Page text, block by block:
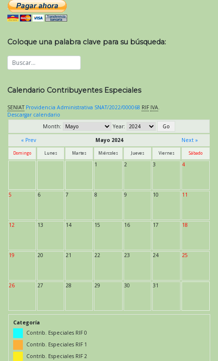
Coloque una palabra clave para su búsqueda:
Calendario Contribuyentes Especiales
SENIAT Providencia Administrativa SNAT/2022/000068 RIF IVA
Descargar calendario
Month:
Year:
« Prev
Mayo 2024 Next »
Domingo Lunes Martes Miércoles Jueves Viernes Sábado
1 2 3 4
5 6 7 8 9 10 11
12 13 14 15 16 17 18
19 20 21 22 23 24 25
26 27 28 29 30 31
Categoría
Contrib. Especiales RIF 0
Contrib. Especiales RIF 1
Contrib. Especiales RIF 2